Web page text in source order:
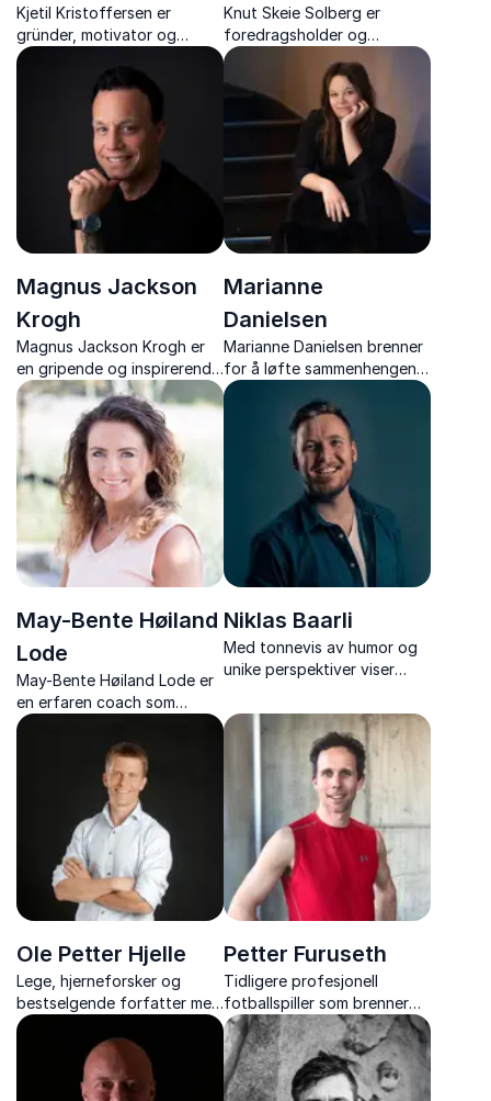
Kjetil Kristoffersen er
gründer, motivator og
foredragsholder. Gjennom
et rørende, morsomt og
inspirerende foredrag, gir
han tilhørerne lyst og frihet
til å prestere, og skape
meningsfulle endringer.
Knut Skeie Solberg er
foredragsholder og
konferansier som engasjerer
team og ledere med innsikt
om samarbeid,
kommunikasjon og
Magnus Jackson
Krogh
Magnus Jackson Krogh er
en gripende og inspirerende
vlogger, inspirator og up-
stander, med over 1000
foredragsshow bak seg.
Opplev noe helt utenom det
vanlige!
Marianne
Danielsen
Marianne Danielsen brenner
for å løfte sammenhengen
mellom strategi, kultur og
kommunikasjon. Hun er
utdannet innen internasjonal
økonomi og
organisasjonsutvikling.
May-Bente Høiland
Lode
May-Bente Høiland Lode er
en erfaren coach som
holder inspirerende
foredrag om arbeidsglede,
motivasjon og gode
Niklas Baarli
Med tonnevis av humor og
unike perspektiver viser
kan få team til å jobbe
sammen mot felles suksess,
uansett utfordringer.
Ole Petter Hjelle
Lege, hjerneforsker og
bestselgende forfatter med
foredrag om betydningen
av fysisk aktivitet for
Petter Furuseth
Tidligere profesjonell
fotballspiller som brenner
for effektiv læring og
motivasjon, for å øke din
evne til å være tilstede - og
prestere på ditt beste.